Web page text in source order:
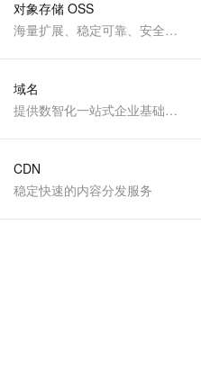
对象存储 OSS
海量扩展、稳定可靠、安全、低成本、智能
域名
提供数智化一站式企业基础服务
CDN
稳定快速的内容分发服务